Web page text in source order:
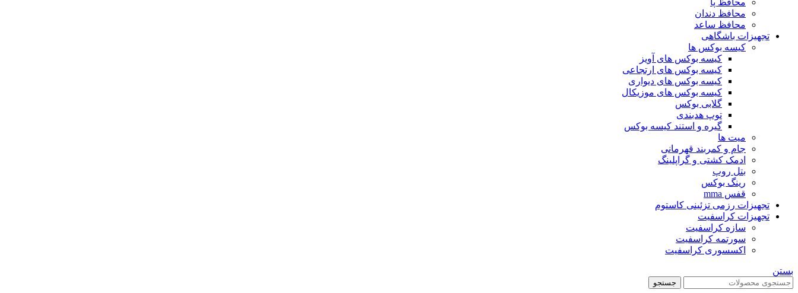
محافظ پا
محافظ دندان
محافظ ساعد
تجهیزات باشگاهی
کیسه بوکس ها
کیسه بوکس های آویز
کیسه بوکس های ارتجاعی
کیسه بوکس های دیواری
کیسه بوکس های موزیکال
گلابی بوکس
توپ هدبندی
گیره و استند کیسه بوکس
میت ها
جام و کمربند قهرمانی
ادمک کشتی و گراپلینگ
بتل روپ
رینگ بوکس
قفس mma
تجهیزات رزمی تزئینی کاستوم
تجهیزات کراسفیت
سازه کراسفیت
سورتمه کراسفیت
اکسسوری کراسفیت
بستن
جستجو